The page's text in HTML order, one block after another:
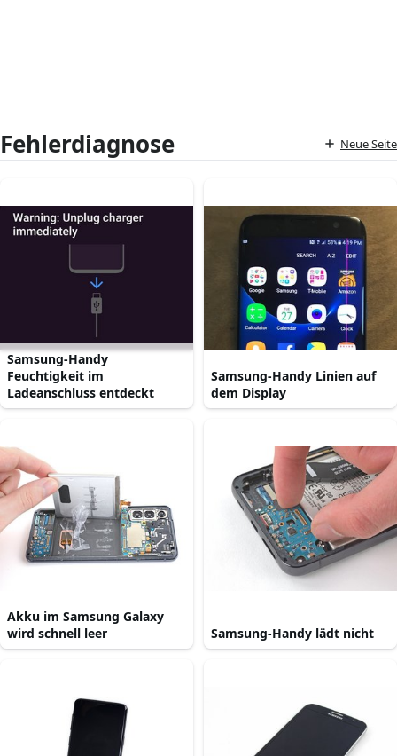
Fehlerdiagnose Neue Seite
Samsung-Handy
Feuchtigkeit im
Ladeanschluss entdeckt
Samsung-Handy Linien auf
dem Display
Akku im Samsung Galaxy
wird schnell leer
Samsung-Handy lädt nicht